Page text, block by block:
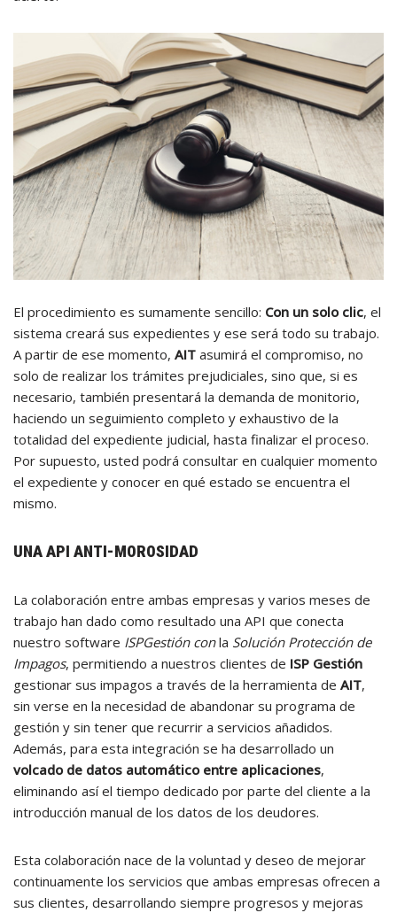
El procedimiento es sumamente sencillo: Con un solo clic, el
sistema creará sus expedientes y ese será todo su trabajo.
A partir de ese momento, AIT asumirá el compromiso, no
solo de realizar los trámites prejudiciales, sino que, si es
necesario, también presentará la demanda de monitorio,
haciendo un seguimiento completo y exhaustivo de la
totalidad del expediente judicial, hasta finalizar el proceso.
Por supuesto, usted podrá consultar en cualquier momento
el expediente y conocer en qué estado se encuentra el
mismo.
UNA API ANTI-MOROSIDAD
La colaboración entre ambas empresas y varios meses de
trabajo han dado como resultado una API que conecta
nuestro software ISPGestión conla Solución Protección de
Impagos, permitiendo a nuestros clientes de ISP Gestión
gestionar sus impagos a través de la herramienta de AIT,
sin verse en la necesidad de abandonar su programa de
gestión y sin tener que recurrir a servicios añadidos.
Además, para esta integración se ha desarrollado un
volcado de datos automático entre aplicaciones,
eliminando así el tiempo dedicado por parte del cliente a la
introducción manual de los datos de los deudores.
Esta colaboración nace de la voluntad y deseo de mejorar
continuamente los servicios que ambas empresas ofrecen a
sus clientes, desarrollando siempre progresos y mejoras